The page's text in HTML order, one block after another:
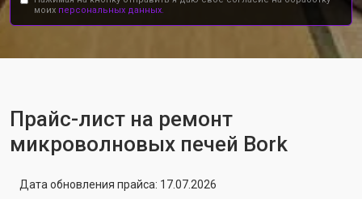
моих персональных данных.
Прайс-лист на ремонт
микроволновых печей Bork
Дата обновления прайса: 17.07.2026